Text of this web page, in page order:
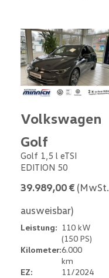
Volkswagen
Golf
Golf 1,5 l eTSI
EDITION 50
39.989,00 € (MwSt.
ausweisbar)
Leistung: 110 kW
(150 PS)
Kilometer:6.000
km
EZ:
11/2024